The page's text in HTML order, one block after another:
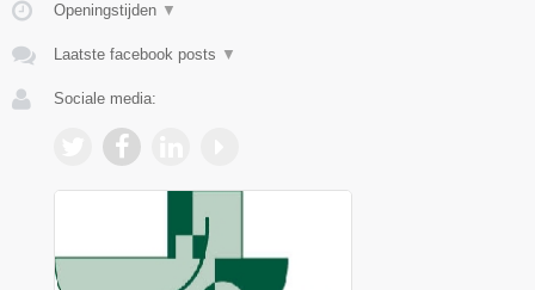
Openingstijden ▼
Laatste facebook posts ▼
Sociale media: